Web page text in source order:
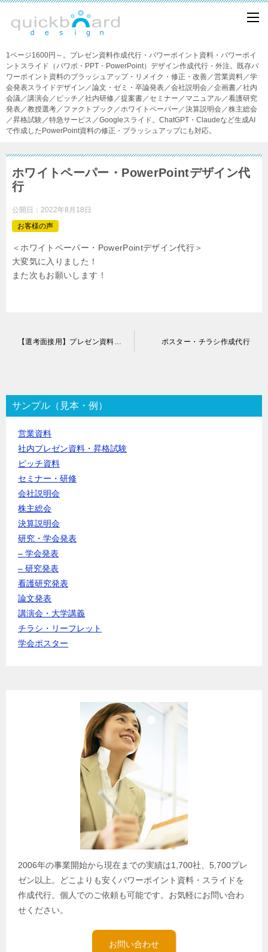
1ページ1600円～。プレゼン資料作成代行・パワーポイント資料・パワーポイ
ントスライド（パワポ・PPT・PowerPoint）デザイン作成代行・外注。既存パ
ワーポイント資料のブラッシュアップ・リメイク・修正・改善／営業資料／学
会発表スライドデザイン／論文・ゼミ・卒論発表／会社説明会／企画書／社内
会議／講演会／ピッチ／社内研修／提案書／セミナー／マニュアル／看護研究
発表／教授選考／ファクトブック／ホワイトペーパー／決算説明会／株主総会
／昇格試験／特急サービス／Googleスライド。ChatGPT・Claudeなど生成AI
で作成したPowerPoint資料の修正・ブラッシュアップにも対応。
ホワイトペーパー・PowerPointデザイン代
行
公開日： 2022年8月18日
お客様の声
＜ホワイトペーパー・PowerPointデザイン代行＞
大変気に入りました！
また次もお願いします！
ゲ
ー
シ
ポスター・チラシ作成代行
サンプル（見本・例）
営業資料
社内プレゼン資料・昇格試験
ピッチ資料
セミナー・研修
会社説明会
株主総会
決算説明会
研究・学会発表
– 学会発表
– 研究発表
看護研究発表
論文発表
講演会・大学講義
チラシ・リーフレット
学会ポスター
2006年の事業開始から現在までの実績は1,700社、5,700プレ
ゼン以上。どこよりも安くパワーポイント資料・スライドを
作成代行。個人でのご依頼も可能です。お気軽にお問い合わ
せください。
お問い合わせ